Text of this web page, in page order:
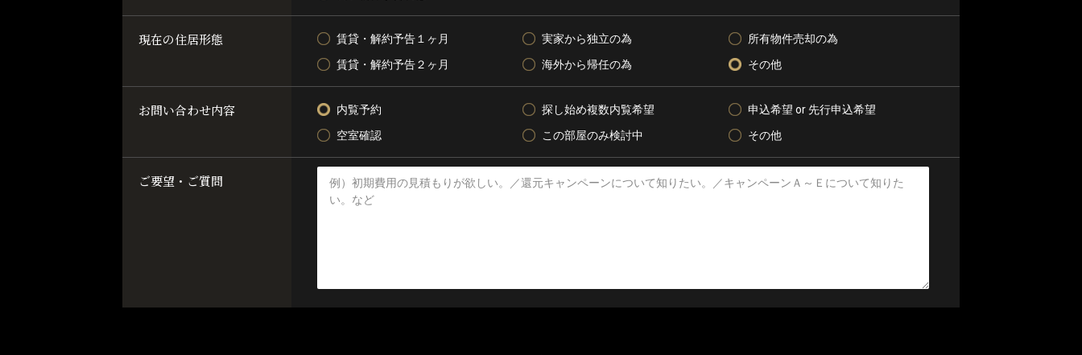
現在の住居形態 賃貸・解約予告１ヶ月 実家から独立の為
所有物件売却の為
賃貸・解約予告２ヶ月
海外から帰任の為 その他
お問い合わせ内容 内覧予約 探し始め複数内覧希望
申込希望 or 先行申込希望
空室確認
この部屋のみ検討中 その他
ご要望・ご質問